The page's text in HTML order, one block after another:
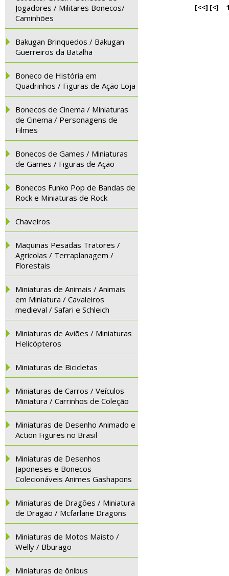
Jogadores / Militares Bonecos/
Caminhões
Bakugan Brinquedos / Bakugan
Guerreiros da Batalha
Boneco de História em
Quadrinhos / Figuras de Ação Loja
Bonecos de Cinema / Miniaturas
de Cinema / Personagens de
Filmes
Bonecos de Games / Miniaturas
de Games / Figuras de Ação
Bonecos Funko Pop de Bandas de
Rock e Miniaturas de Rock
Chaveiros
Maquinas Pesadas Tratores /
Agricolas / Terraplanagem /
Florestais
Miniaturas de Animais / Animais
em Miniatura / Cavaleiros
medieval / Safari e Schleich
Miniaturas de Aviões / Miniaturas
Helicópteros
Miniaturas de Bicicletas
Miniaturas de Carros / Veículos
Miniatura / Carrinhos de Coleção
Miniaturas de Desenho Animado e
Action Figures no Brasil
Miniaturas de Desenhos
Japoneses e Bonecos
Colecionáveis Animes Gashapons
Miniaturas de Dragões / Miniatura
de Dragão / Mcfarlane Dragons
Miniaturas de Motos Maisto /
Welly / Bburago
Miniaturas de ônibus
[<<] [<]